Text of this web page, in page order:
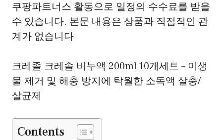
쿠팡파트너스 활동으로 일정의 수수료를 받을
수 있습니다. 본문 내용은 상품과 직접적인 관
계가 없습니다
크레졸 크레솔 비누액 200ml 10개세트 – 미생
물 제거 및 해충 방지에 탁월한 소독액 살충/
살균제
Contents